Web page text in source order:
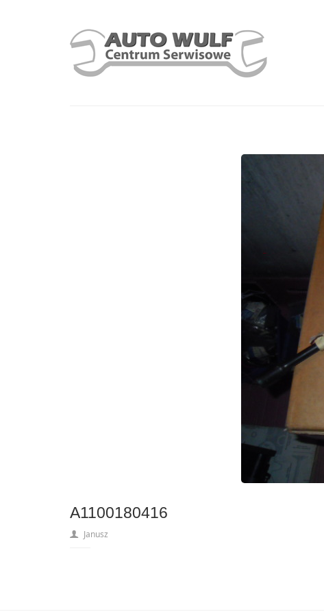
A1100180416
Janusz